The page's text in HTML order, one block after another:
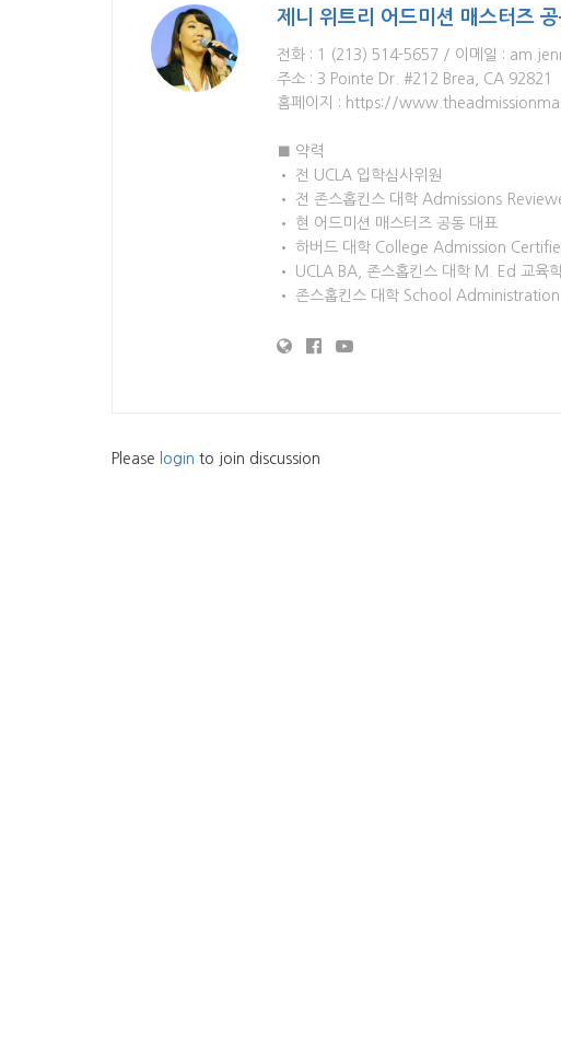
제니 위트리 어드미션 매스터즈
전화 : 1 (213) 514-5657 / 이메일 :
주소 : 3 Pointe Dr. #212 Brea, CA 92821
홈페이지 : https://
■ 약력
• 전 UCLA 입학심사위원
• 전 존스홉킨스 대학 Admissions
• 현 어드미션 매스터즈 공동 대표
• 하버드 대학 College Admission
• UCLA BA, 존스홉킨스 대학 M. Ed 교육
• 존스홉킨스 대학 School
Please login to join discussion